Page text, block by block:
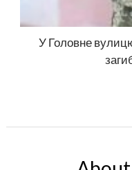
У Головне